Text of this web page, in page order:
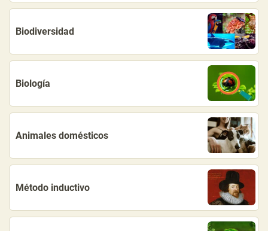
Biodiversidad
Biología
Animales domésticos
Método inductivo